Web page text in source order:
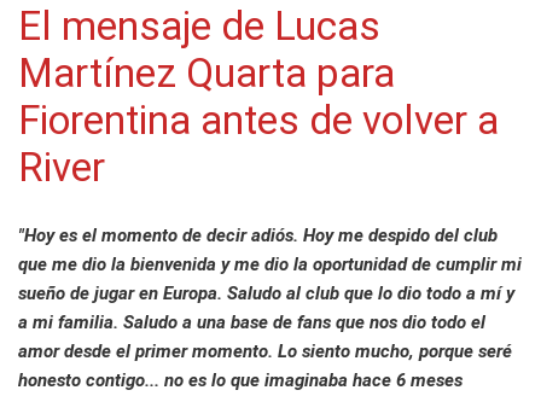
El mensaje de Lucas
Martínez Quarta para
Fiorentina antes de volver a
River
"Hoy es el momento de decir adiós. Hoy me despido del club
que me dio la bienvenida y me dio la oportunidad de cumplir mi
sueño de jugar en Europa. Saludo al club que lo dio todo a mí y
a mi familia. Saludo a una base de fans que nos dio todo el
amor desde el primer momento. Lo siento mucho, porque seré
honesto contigo... no es lo que imaginaba hace 6 meses